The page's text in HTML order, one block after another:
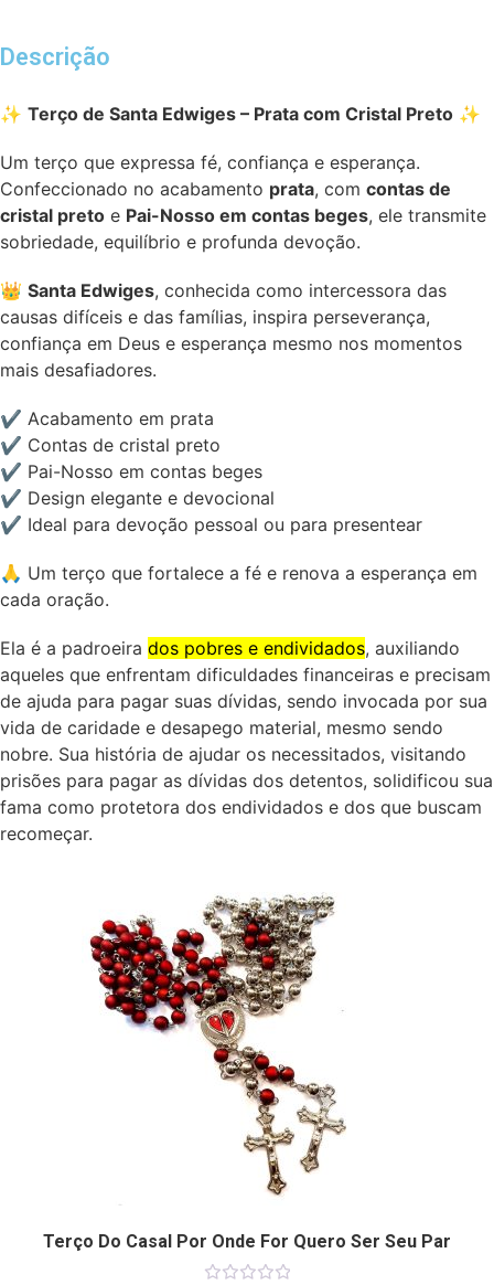
Descrição
✨ Terço de Santa Edwiges – Prata com Cristal Preto ✨
Um terço que expressa fé, confiança e esperança.
Confeccionado no acabamento prata, com contas de
cristal preto e Pai-Nosso em contas beges, ele transmite
sobriedade, equilíbrio e profunda devoção.
👑 Santa Edwiges, conhecida como intercessora das
causas difíceis e das famílias, inspira perseverança,
confiança em Deus e esperança mesmo nos momentos
mais desafiadores.
✔️ Acabamento em prata
✔️ Contas de cristal preto
✔️ Pai-Nosso em contas beges
✔️ Design elegante e devocional
✔️ Ideal para devoção pessoal ou para presentear
🙏 Um terço que fortalece a fé e renova a esperança em
cada oração.
Ela é a padroeira dos pobres e endividados, auxiliando
aqueles que enfrentam dificuldades financeiras e precisam
de ajuda para pagar suas dívidas, sendo invocada por sua
vida de caridade e desapego material, mesmo sendo
nobre. Sua história de ajudar os necessitados, visitando
prisões para pagar as dívidas dos detentos, solidificou sua
fama como protetora dos endividados e dos que buscam
recomeçar.
Terço Do Casal Por Onde For Quero Ser Seu Par